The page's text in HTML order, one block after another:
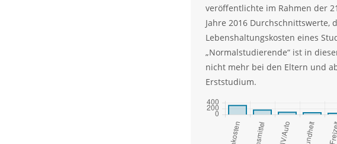
veröffentlichte im Rahmen der
Jahre 2016 Durchschnittswerte,
Lebenshaltungskosten eines
„Normalstudierende“ ist in
nicht mehr bei den Eltern und
Erststudium.